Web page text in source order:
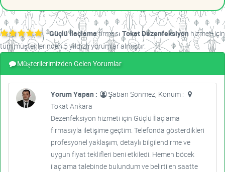
Güçlü İlaçlamafirması Tokat Dezenfeksiyon hizmeti için
tüm müşterilerinden 5 yıldızlı yorumlar almıştır.
Müşterilerimizden Gelen Yorumlar
Yorum Yapan :
Şaban Sönmez, Konum :
Tokat Ankara
Dezenfeksiyon hizmeti için Güçlü İlaçlama
firmasıyla iletişime geçtim. Telefonda gösterdikleri
profesyonel yaklaşım, detaylı bilgilendirme ve
uygun fiyat teklifleri beni etkiledi. Hemen böcek
ilaçlama talebinde bulundum ve belirtilen saatte